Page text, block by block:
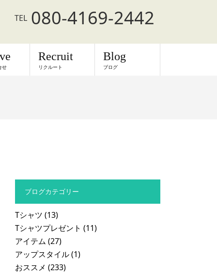
TEL 080-4169-2442
せ
Recruit
リクルート
Blog
ブログ
ブログカテゴリー
Tシャツ (13)
Tシャツプレゼント (11)
アイテム (27)
アップスタイル(1)
おススメ (233)